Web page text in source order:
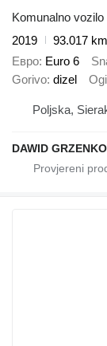
Komunalno
2019
93.017 km
Евро Euro 6
Gorivo dizel
Poljska,
DAWID